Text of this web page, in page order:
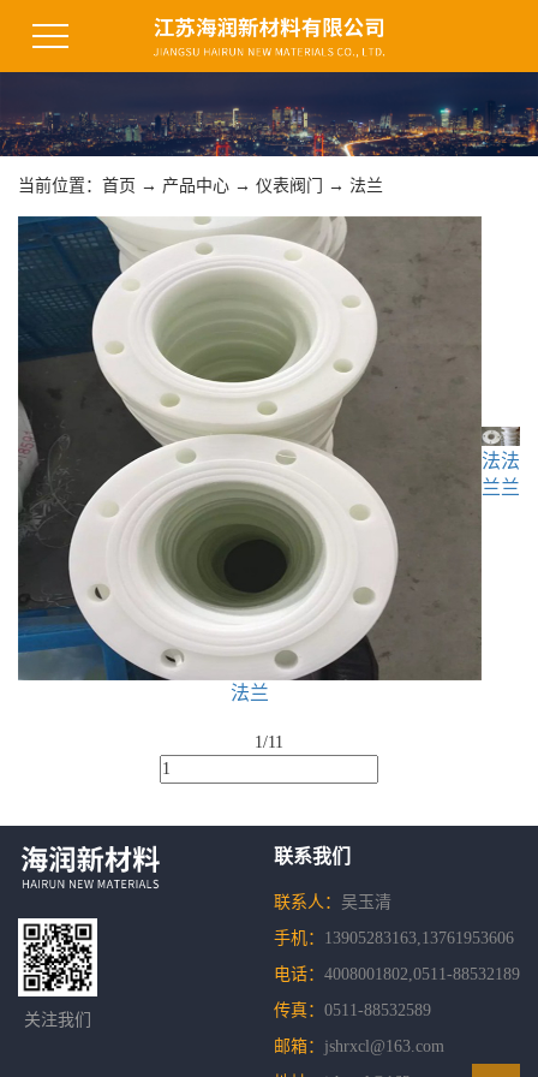
当前位置： 首页 → 产品中心 → 仪表阀门 → 法兰
法兰
法
兰
法
兰
1/11
关注我们
联系我们
联系人： 吴玉清
手机： 13905283163,13761953606
电话： 4008001802,0511-88532189
传真： 0511-88532589
邮箱： jshrxcl@163.com